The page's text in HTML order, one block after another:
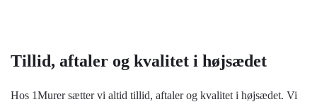
Tillid, aftaler og kvalitet i højsædet
Hos 1Murer sætter vi altid tillid, aftaler og kvalitet i højsædet. Vi